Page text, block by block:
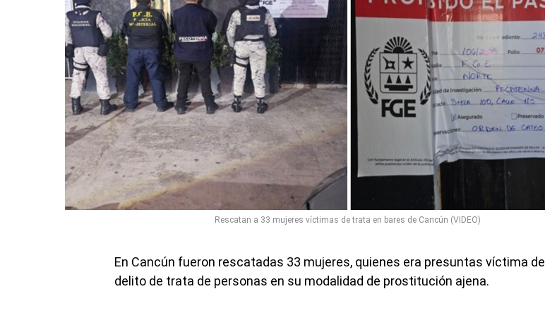
Rescatan a 33 mujeres víctimas de trata en bares de Cancún (VIDEO)
En Cancún fueron rescatadas 33 mujeres, quienes era presuntas víctima del
delito de trata de personas en su modalidad de prostitución ajena.